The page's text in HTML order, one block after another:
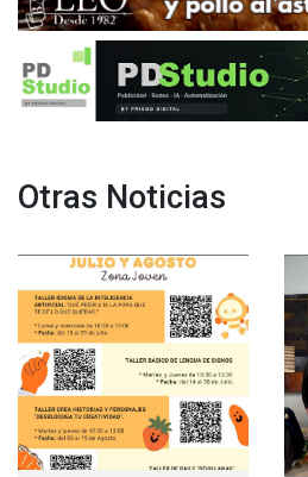
Otras Noticias